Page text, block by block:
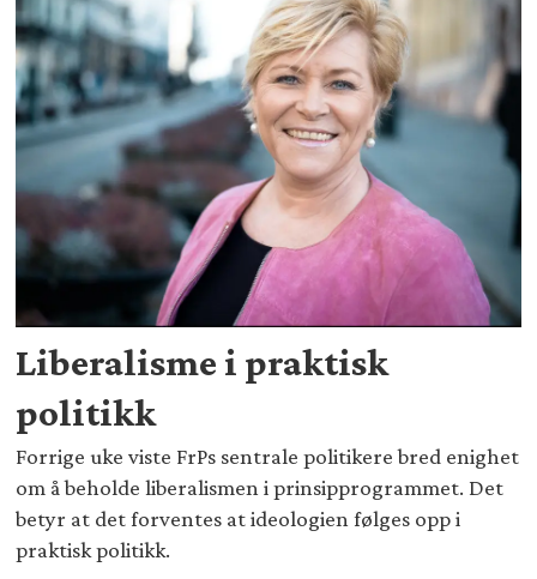
Liberalisme i praktisk
politikk
Forrige uke viste FrPs sentrale politikere bred enighet
om å beholde liberalismen i prinsipprogrammet. Det
betyr at det forventes at ideologien følges opp i
praktisk politikk.